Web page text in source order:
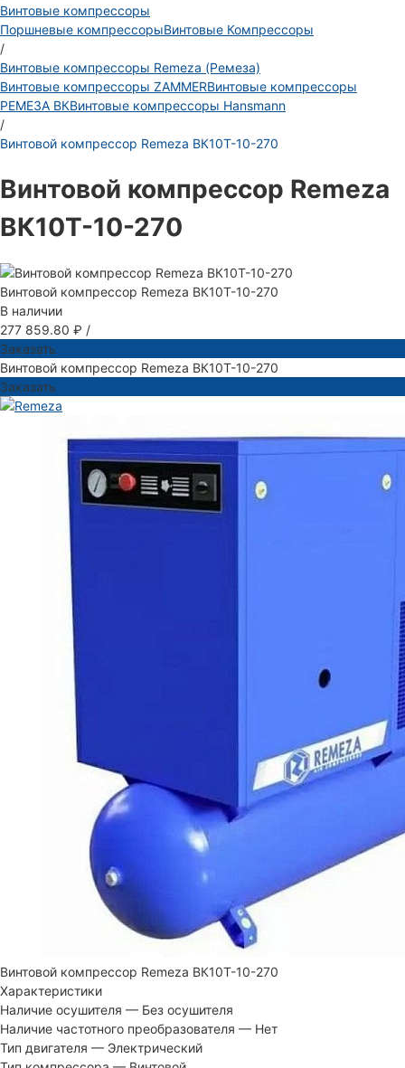
Винтовые компрессоры
Поршневые компрессорыВинтовые Компрессоры
/
Винтовые компрессоры Remeza (Ремеза)
Винтовые компрессоры ZAMMERВинтовые компрессоры
РЕМЕЗА ВКВинтовые компрессоры Hansmann
/
Винтовой компрессор Remeza ВК10Т-10-270
Винтовой компрессор Remeza
ВК10Т-10-270
Винтовой компрессор Remeza ВК10Т-10-270
В наличии
277 859.80 ₽ /
Заказать
Винтовой компрессор Remeza ВК10Т-10-270
Заказать
Винтовой компрессор Remeza ВК10Т-10-270
Характеристики
Наличие осушителя — Без осушителя
Наличие частотного преобразователя — Нет
Тип двигателя — Электрический